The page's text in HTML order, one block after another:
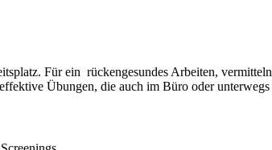
Für ein rückengesundes Arbeiten,
Übungen, die auch im Büro oder